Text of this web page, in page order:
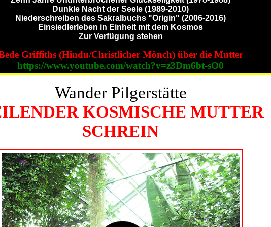
Dunkle Nacht der Seele (1989-2010)
Niederschreiben des Sakralbuchs "Origin" (2006-2016)
Einsiedlerleben in Einheit mit dem Kosmos
Zur Verfügung stehen
Griffiths (Hindu/Christlicher Mönch) über die Mutter
https://www.youtube.com/watch?v=z3Dm6bt-sO0
Wander Pilgerstätte
KOSMISCHE MUTTER
SCHREIN